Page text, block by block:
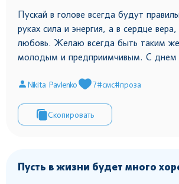
Пускай в голове всегда будут
руках сила и энергия, а в сердце
любовь. Желаю всегда быть таким
молодым и предприимчивым. С днем
Nikita Pavlenko 7#смс#проза
Скопировать
Пусть в жизни будет много